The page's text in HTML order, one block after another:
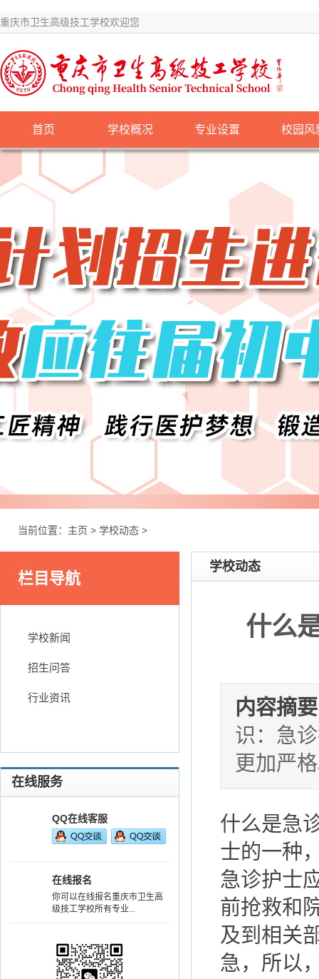
重庆市卫生高级技工学校欢迎您
首页 学校概况 专业设置 校园风
当前位置： 主页 > 学校动态 >
栏目导航
学校新闻
招生问答
行业资讯
在线服务
QQ在线客服
在线报名
你可以在线报名重庆市卫生高
级技工学校所有专业...
学校动态
什么
内容摘要
识：急
更加严
什么是急
士的一种
急诊护士
前抢救和
及到相关
急，所以